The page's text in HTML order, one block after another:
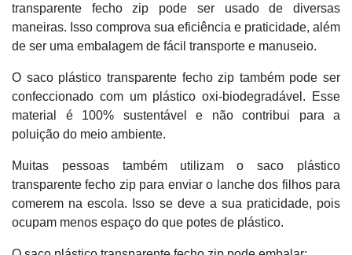
transparente fecho zip pode ser usado de diversas
maneiras. Isso comprova sua eficiência e praticidade, além
de ser uma embalagem de fácil transporte e manuseio.
O saco plástico transparente fecho zip também pode ser
confeccionado com um plástico oxi-biodegradável. Esse
material é 100% sustentável e não contribui para a
poluição do meio ambiente.
Muitas pessoas também utilizam o saco plástico
transparente fecho zip para enviar o lanche dos filhos para
comerem na escola. Isso se deve a sua praticidade, pois
ocupam menos espaço do que potes de plástico.